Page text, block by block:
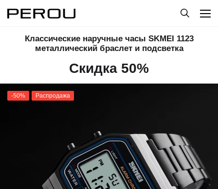
Классические наручные часы SKMEI 1123
металлический браслет и подсветка
Скидка 50%
-50% Распродажа